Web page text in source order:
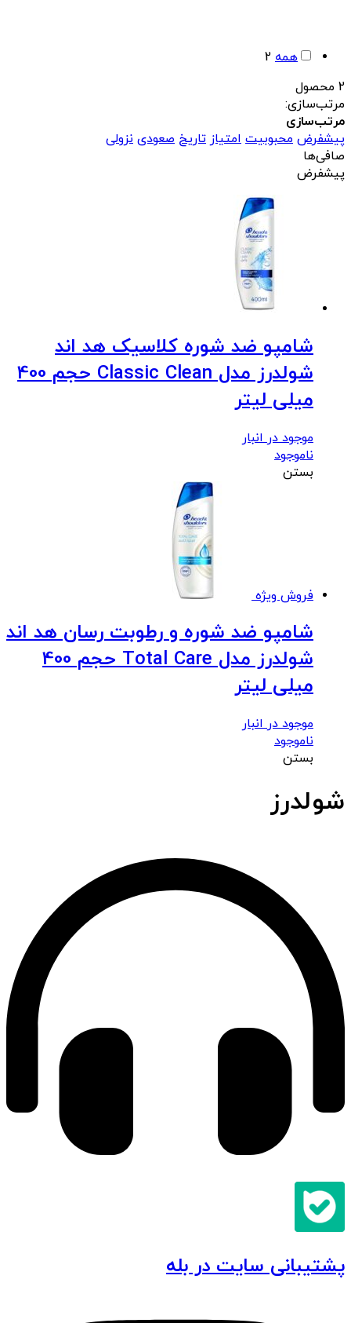
همه 2
2 محصول
مرتب‌سازی:
مرتب‌سازی
پیشفرض محبوبیت امتیاز تاریخ صعودی نزولی
صافی‌ها
پیشفرض
شامپو ضد شوره کلاسیک هد اند
شولدرز مدل Classic Clean حجم 400
میلی لیتر
موجود در انبار
ناموجود
بستن
فروش ویژه
شامپو ضد شوره و رطوبت رسان هد اند
شولدرز مدل Total Care حجم 400
میلی لیتر
موجود در انبار
ناموجود
بستن
شولدرز
پشتیبانی سایت در بله